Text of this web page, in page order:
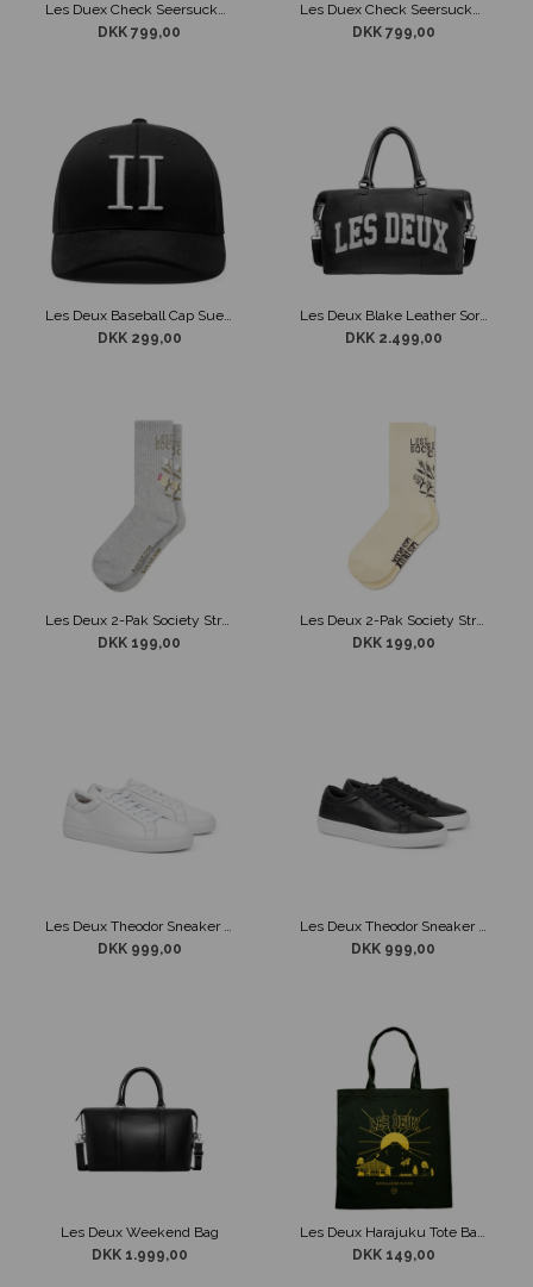
Les Duex Check Seersucker Shorts Grøn
DKK 799,00
Les Duex Check Seersucker Shorts Hvid
DKK 799,00
DKK 299,00
Les Deux Blake Leather Sort Weekendtaske
DKK 2.499,00
Les Deux 2-Pak Society Strømper Grå
DKK 199,00
Les Deux 2-Pak Society Strømper Ivory
DKK 199,00
Les Deux Theodor Sneaker Hvid
DKK 999,00
Les Deux Theodor Sneaker Sort
DKK 999,00
Les Deux Weekend Bag
DKK 1.999,00
DKK 149,00